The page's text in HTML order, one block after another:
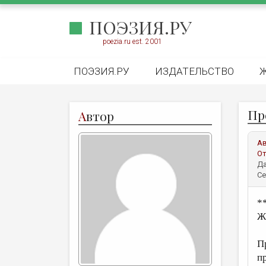
ПОЭЗИЯ.РУ
poezia.ru est. 2001
ПОЭЗИЯ.РУ ИЗДАТЕЛЬСТВО
Автор